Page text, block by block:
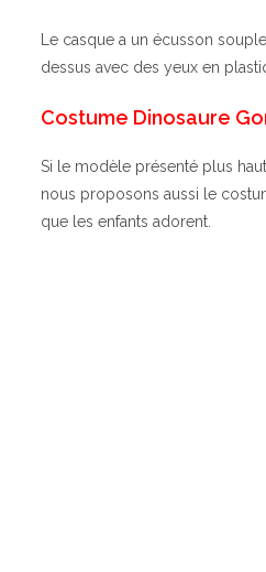
Le casque a un écusson
dessus avec des yeux en
Costume Dinosaure
Si le modèle présenté plus
nous proposons aussi le
que les enfants adorent.